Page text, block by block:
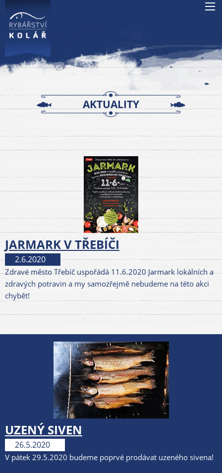
AKTUALITY
JARMARK V TŘEBÍČI
2.6.2020
Zdravé město Třebíč uspořádá 11.6.2020 Jarmark lokálních a
zdravých potravin a my samozřejmě nebudeme na této akci
chybět!
UZENÝ SIVEN
26.5.2020
V pátek 29.5.2020 budeme poprvé prodávat uzeného sivena!